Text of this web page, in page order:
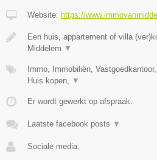
Website: https://
Een huis, appartement of villa
Middelem ▼
Immo, Immobiliën,
Huis kopen,
▼
Er wordt gewerkt op afspraak.
Laatste facebook posts ▼
Sociale media: